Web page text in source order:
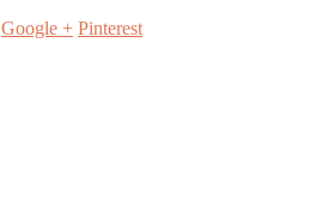
Google + Pinterest